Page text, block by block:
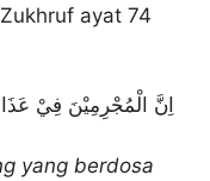
ayat 74
اِنَّ الْمُجْرِمِيْنَ فِيْ
yang berdosa